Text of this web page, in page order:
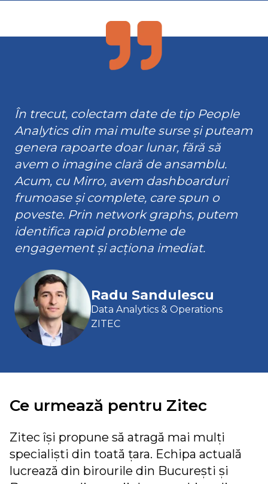
În trecut, colectam date de tip People
Analytics din mai multe surse și puteam
genera rapoarte doar lunar, fără să
avem o imagine clară de ansamblu.
Acum, cu Mirro, avem dashboarduri
frumoase și complete, care spun o
poveste. Prin network graphs, putem
identifica rapid probleme de
engagement și acționa imediat.
Radu Sandulescu
Data Analytics & Operations
ZITEC
Ce urmează pentru Zitec
Zitec își propune să atragă mai mulți
specialiști din toată țara. Echipa actuală
lucrează din birourile din București și